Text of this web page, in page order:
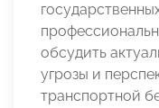
обсудить
угрозы и
транспортной